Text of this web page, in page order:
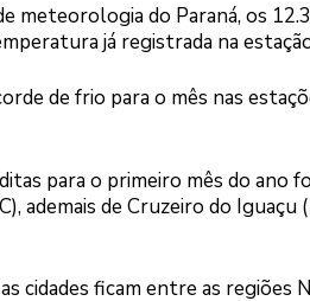
meteorologia do Paraná, os
já registrada na
de frio para o mês nas
para o primeiro mês do ano
ademais de Cruzeiro do Iguaçu
cidades ficam entre as